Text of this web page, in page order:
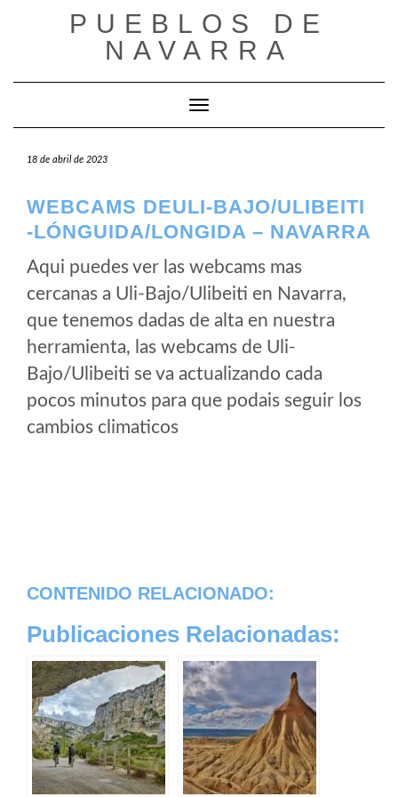
PUEBLOS DE
NAVARRA
Cambiar modo de navegación
18 de abril de 2023
WEBCAMS DEULI-BAJO/ULIBEITI
-LÓNGUIDA/LONGIDA – NAVARRA
Aqui puedes ver las webcams mas
cercanas a Uli-Bajo/Ulibeiti en Navarra,
que tenemos dadas de alta en nuestra
herramienta, las webcams de Uli-
Bajo/Ulibeiti se va actualizando cada
pocos minutos para que podais seguir los
cambios climaticos
CONTENIDO RELACIONADO:
Publicaciones Relacionadas: